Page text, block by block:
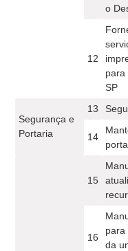
o
12
para
SP
Segurança e
Portaria
13
14
15
16
para
da